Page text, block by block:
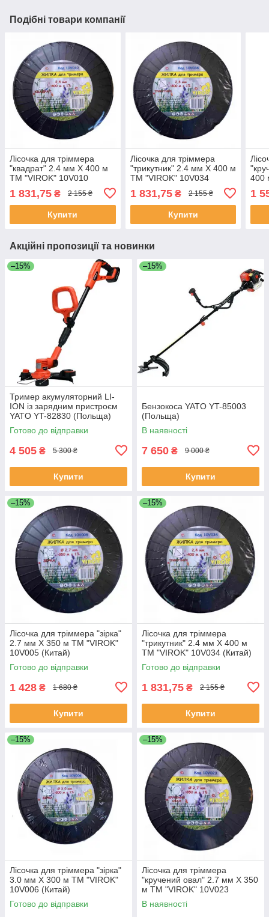
Подібні товари компанії
Лісочка для тріммера
"квадрат" 2.4 мм X 400 м
ТМ "VIROK" 10V010
1 831,75 ₴ 2 155 ₴
Купити
Лісочка для тріммера
"трикутник" 2.4 мм X 400 м
ТМ "VIROK" 10V034
1 831,75₴ 2 155 ₴
Купити
400
1
Акційні пропозиції та новинки
–15%
Тример акумуляторний LI-
ION із зарядним пристроєм
YATO YT-82830 (Польща)
Готово до відправки
4 505 ₴ 5 300 ₴
Купити
–15%
Бензокоса YATO YT-85003
(Польща)
В наявності
7 650 ₴ 9 000 ₴
Купити
–15%
Лісочка для тріммера "зірка"
2.7 мм X 350 м ТМ "VIROK"
10V005 (Китай)
Готово до відправки
1 428 ₴ 1 680 ₴
Купити
–15%
Лісочка для тріммера
"трикутник" 2.4 мм X 400 м
ТМ "VIROK" 10V034 (Китай)
Готово до відправки
1 831,75 ₴ 2 155 ₴
Купити
–15%
Лісочка для тріммера "зірка"
3.0 мм X 300 м ТМ "VIROK"
10V006 (Китай)
Готово до відправки
–15%
Лісочка для тріммера
"кручений овал" 2.7 мм X 350
м ТМ "VIROK" 10V023
(Китай)
В наявності